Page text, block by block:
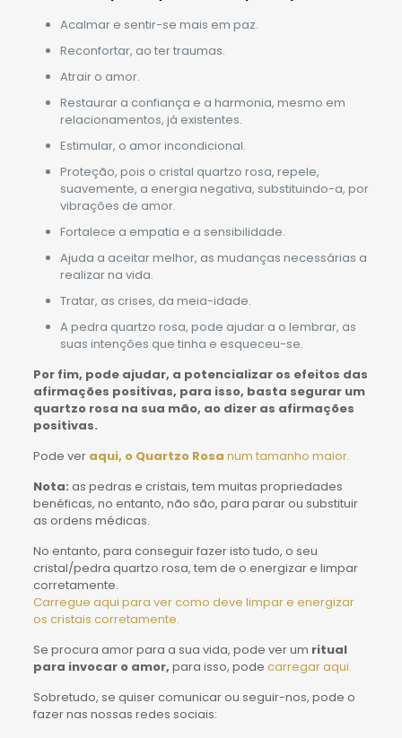
Acalmar e sentir-se mais em paz.
Reconfortar, ao ter traumas.
Atrair o amor.
Restaurar a confiança e a harmonia, mesmo em
relacionamentos, já existentes.
Estimular, o amor incondicional.
Proteção, pois o cristal quartzo rosa, repele,
suavemente, a energia negativa, substituindo-a, por
vibrações de amor.
Fortalece a empatia e a sensibilidade.
Ajuda a aceitar melhor, as mudanças necessárias a
realizar na vida.
Tratar, as crises, da meia-idade.
A pedra quartzo rosa, pode ajudar a o lembrar, as
suas intenções que tinha e esqueceu-se.
Por fim, pode ajudar, a potencializar os efeitos das
afirmações positivas, para isso, basta segurar um
quartzo rosa na sua mão, ao dizer as afirmações
positivas.
Pode ver aqui, o Quartzo Rosa num tamanho maior.
Nota: as pedras e cristais, tem muitas propriedades
benéficas, no entanto, não são, para parar ou substituir
as ordens médicas.
No entanto, para conseguir fazer isto tudo, o seu
cristal/pedra quartzo rosa, tem de o energizar e limpar
corretamente.
Carregue aqui para ver como deve limpar e energizar
os cristais corretamente.
Se procura amor para a sua vida, pode ver um ritual
para invocar o amor, para isso, pode carregar aqui.
Sobretudo, se quiser comunicar ou seguir-nos, pode o
fazer nas nossas redes sociais: